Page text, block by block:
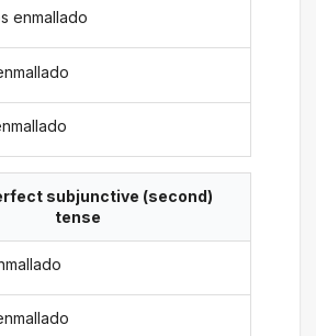
enmallado
subjunctive (second)
tense